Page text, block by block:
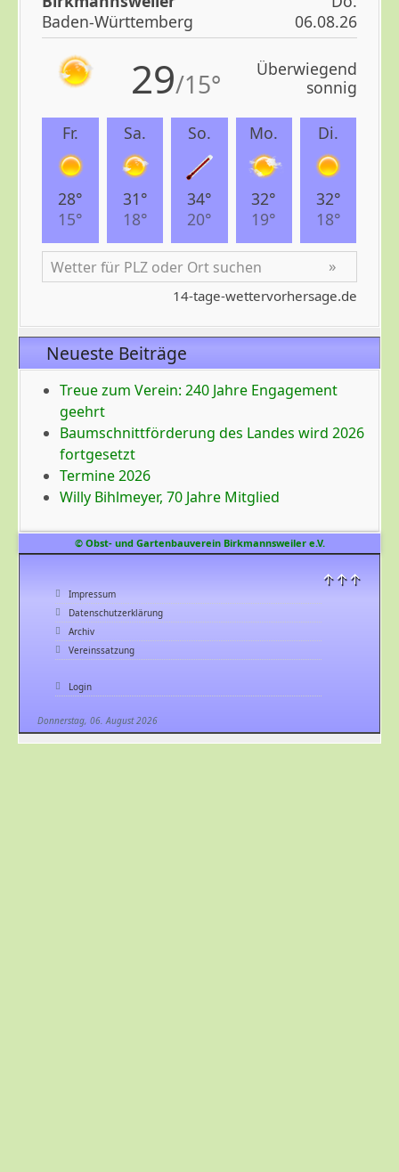
© Obst- und Gartenbauverein Birkmannsweiler e.V.
↑↑↑
Impressum
Datenschutzerklärung
Archiv
Vereinssatzung
Login
Donnerstag, 06. August 2026
Neueste Beiträge
Treue zum Verein: 240 Jahre Engagement
geehrt
Baumschnittförderung des Landes wird 2026
fortgesetzt
Termine 2026
Willy Bihlmeyer, 70 Jahre Mitglied